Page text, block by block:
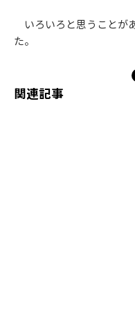
いろいろと思うことが
た。
関連記事